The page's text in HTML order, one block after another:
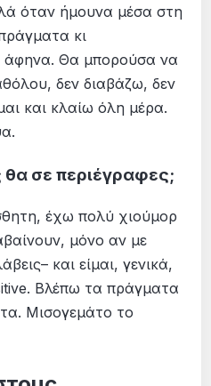
όταν ήμουνα μέσα στη
κι
άφηνα. Θα μπορούσα να
δεν διαβάζω, δεν
και κλαίω όλη μέρα.
σε περιέγραφες;
έχω πολύ χιούμορ
μόνο αν με
και είμαι, γενικά,
Βλέπω τα πράγματα
Μισογεμάτο το